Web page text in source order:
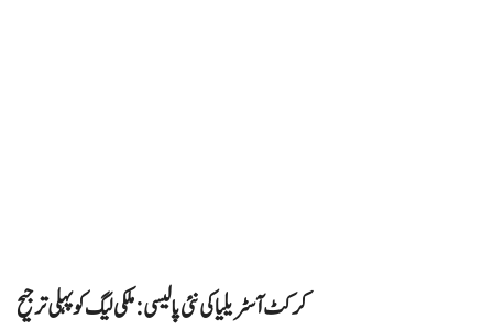
کرکٹ آسٹریلیا کی نئی پالیسی: ملکی لیگ کو پہلی ترجیح